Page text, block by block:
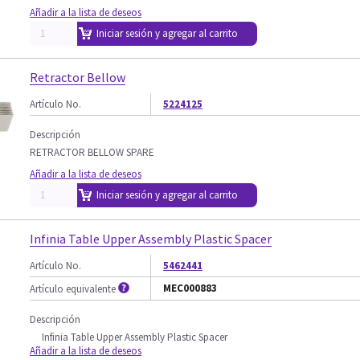
Añadir a la lista de deseos
Iniciar sesión y agregar al carrito
Retractor Bellow
Artículo No. 5224125
Descripción
RETRACTOR BELLOW SPARE
Añadir a la lista de deseos
Iniciar sesión y agregar al carrito
Infinia Table Upper Assembly Plastic Spacer
Artículo No.
5462441
Artículo equivalente
MEC000883
Descripción
Infinia Table Upper Assembly Plastic Spacer
Añadir a la lista de deseos